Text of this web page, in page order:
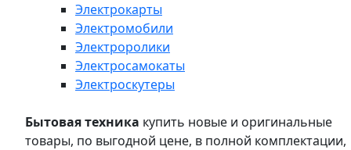
Электрокарты
Электромобили
Электроролики
Электросамокаты
Электроскутеры
Бытовая техника купить новые и оригинальные
товары, по выгодной цене, в полной комплектации,